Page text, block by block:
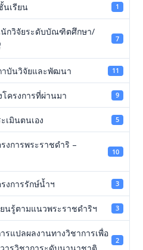
นเรียน 1
กวิจัยระดับบัณฑิตศึกษา/
7
าบันวิจัยและพัฒนา 11
ครงการที่ผ่านมา 9
เมินตนเอง 5
งการพระราชดำริ –
10
งการรักษ์น้ำฯ 3
นรู้ตามแนวพระราชดำริฯ 3
รแปลผลงานทางวิชาการเพื่อ
2